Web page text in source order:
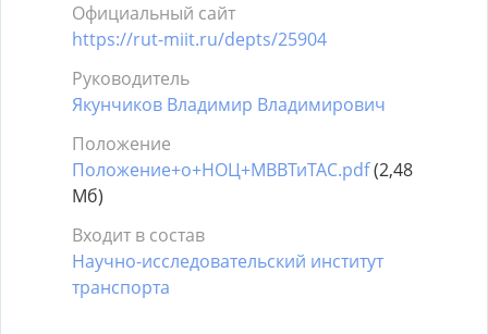
Официальный сайт
https://rut-miit.ru/depts/25904
Руководитель
Якунчиков Владимир Владимирович
Положение
Положение+о+НОЦ+МВВТиТАС.pdf(2,48
Мб)
Входит в состав
Научно-исследовательский институт
транспорта